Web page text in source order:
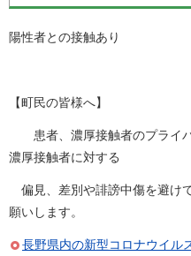
陽性者との接触あり
【町民の皆様へ】
患者、濃厚接触者のプライバ
濃厚接触者に対する
偏見、差別や誹謗中傷を避け
願いします。
長野県内の新型コロナウイル